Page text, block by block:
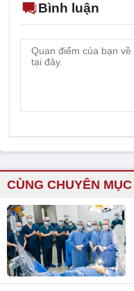
Bình luận
CÙNG CHUYÊN MỤC